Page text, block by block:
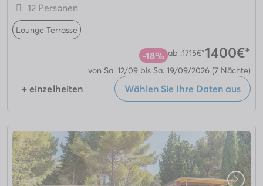
12 Personen
Lounge Terrasse
-18% ab :1715€*1400€*
von Sa. 12/09 bis Sa. 19/09/2026 (7 Nächte)
+ einzelheiten Wählen Sie Ihre Daten aus